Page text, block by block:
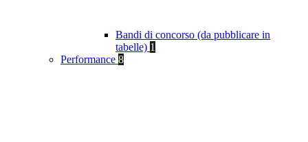
Bandi di concorso (da pubblicare in
tabelle) 1
Performance 8